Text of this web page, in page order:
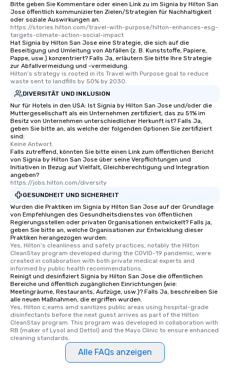
Bitte geben Sie Kommentare oder einen Link zu im Signia by Hilton San
Jose öffentlich kommunizierten Zielen/Strategien für Nachhaltigkeit
oder soziale Auswirkungen an.
https://stories.hilton.com/travel-with-purpose/hilton-enhances-esg-
targets-climate-action-social-impact
Hat Signia by Hilton San Jose eine Strategie, die sich auf die
Beseitigung und Umleitung von Abfällen (z. B. Kunststoffe, Papiere,
Pappe, usw.) konzentriert? Falls Ja, erläutern Sie bitte Ihre Strategie
zur Abfallvermeidung und -vermeidung.
Hilton’s strategy is rooted in its Travel with Purpose goal to reduce
waste sent to landfills by 50% by 2030.
DIVERSITÄT UND INKLUSION
Nur für Hotels in den USA: Ist Signia by Hilton San Jose und/oder die
Muttergesellschaft als ein Unternehmen zertifiziert, das zu 51% im
Besitz von Unternehmen unterschiedlicher Herkunft ist? Falls Ja,
geben Sie bitte an, als welche der folgenden Optionen Sie zertifiziert
sind:
Keine Antwort.
Falls zutreffend, könnten Sie bitte einen Link zum öffentlichen Bericht
von Signia by Hilton San Jose über seine Verpflichtungen und
Initiativen in Bezug auf Vielfalt, Gleichberechtigung und Integration
angeben?
https://jobs.hilton.com/diversity
GESUNDHEIT UND SICHERHEIT
Wurden die Praktiken im Signia by Hilton San Jose auf der Grundlage
von Empfehlungen des Gesundheitsdienstes von öffentlichen
Regierungsstellen oder privaten Organisationen entwickelt? Falls ja,
geben Sie bitte an, welche Organisationen zur Entwicklung dieser
Praktiken herangezogen wurden:
Yes, Hilton's cleanliness and safety practices, notably the Hilton
CleanStay program developed during the COVID-19 pandemic, were
created in collaboration with both private medical experts and
informed by public health recommendations.
Reinigt und desinfiziert Signia by Hilton San Jose die öffentlichen
Bereiche und öffentlich zugänglichen Einrichtungen (wie:
Meetingräume, Restaurants, Aufzüge, usw.)? Falls Ja, beschreiben Sie
alle neuen Maßnahmen, die ergriffen wurden.
Yes, Hilton c;eams amd sanitizes public areas using hospital-grade
disinfectants before the next guest arrives as part of the Hilton
CleanStay program. This program was developed in collaboration with
RB (maker of Lysol and Dettol) and the Mayo Clinic to ensure enhanced
cleaning standards.
Alle FAQs anzeigen